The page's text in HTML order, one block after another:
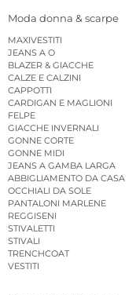
Moda donna & scarpe
MAXIVESTITI
JEANS A O
BLAZER & GIACCHE
CALZE E CALZINI
CAPPOTTI
CARDIGAN E MAGLIONI
FELPE
GIACCHE INVERNALI
GONNE CORTE
GONNE MIDI
JEANS A GAMBA LARGA
ABBIGLIAMENTO DA CASA
OCCHIALI DA SOLE
PANTALONI MARLENE
REGGISENI
STIVALETTI
STIVALI
TRENCHCOAT
VESTITI